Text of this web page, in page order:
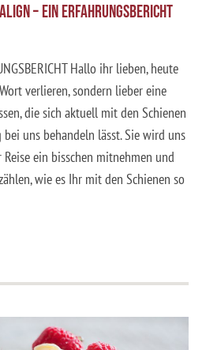
– EIN ERFAHRUNGSBERICHT
Hallo ihr lieben, heute
verlieren, sondern lieber eine
die sich aktuell mit den Schienen
uns behandeln lässt. Sie wird uns
ein bisschen mitnehmen und
wie es Ihr mit den Schienen so